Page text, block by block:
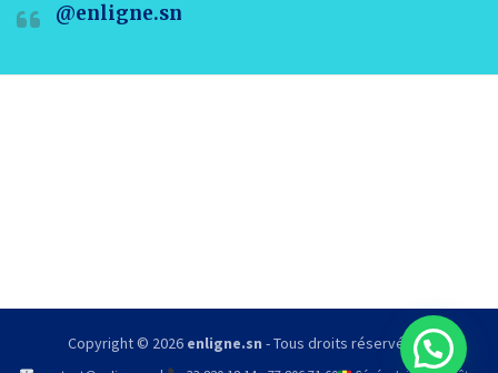
@enligne.sn
Copyright © 2026 enligne.sn - Tous droits réservés.